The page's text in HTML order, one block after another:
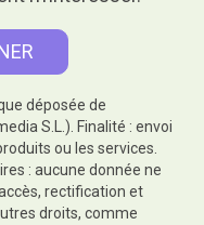
déposée de
S.L.). Finalité : envoi
ou les services.
: aucune donnée ne
rectification et
droits, comme